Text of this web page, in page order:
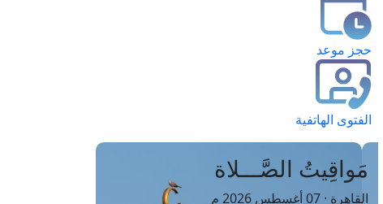
حجز موعد
الفتوى الهاتفية
مَواقِيتُ الصَّـــلاة
القاهرة · 07 أغسطس 2026 م